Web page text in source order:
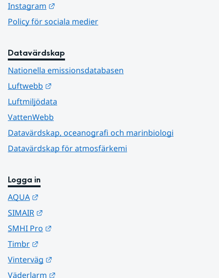
Instagram
Policy för sociala medier
Datavärdskap
Nationella emissionsdatabasen
Luftwebb
Luftmiljödata
VattenWebb
Datavärdskap, oceanografi och marinbiologi
Datavärdskap för atmosfärkemi
Logga in
AQUA
SIMAIR
SMHI Pro
Timbr
Vinterväg
Väderlarm